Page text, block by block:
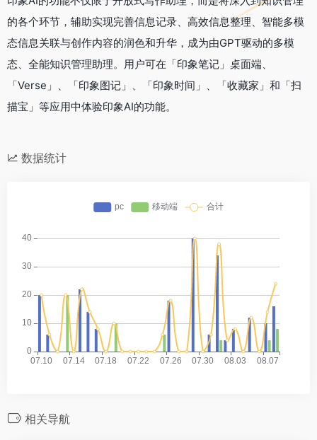
的各个环节，辅助实现完善信息记录、高效信息整理、智能多模
态信息关联与创作内容的润色和升华，成为由GPT驱动的多模
态、全能知识管理助理。用户可在「印象笔记」桌面端、
「Verse」、「印象图记」、「印象时间」、「收藏家」和「扫
描宝」等应用中体验印象AI的功能。
数据统计
相关导航